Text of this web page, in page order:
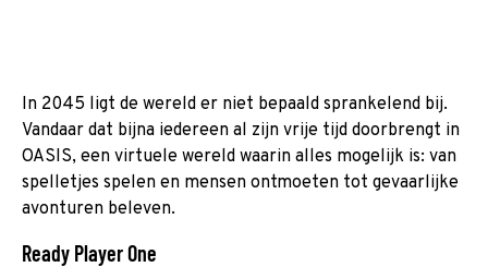
In 2045 ligt de wereld er niet bepaald sprankelend bij.
Vandaar dat bijna iedereen al zijn vrije tijd doorbrengt in
OASIS, een virtuele wereld waarin alles mogelijk is: van
spelletjes spelen en mensen ontmoeten tot gevaarlijke
avonturen beleven.
Ready Player One